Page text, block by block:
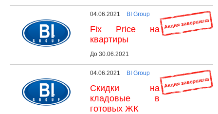
04.06.2021 BI Group
Fix Price на
квартиры
До 30.06.2021
04.06.2021 BI Group
Скидки на
кладовые в
готовых ЖК